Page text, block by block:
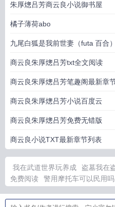
朱厚熜吕芳商云良小说御书屋
橘子薄荷abo
九尾白狐是我前世妻（futa 百合）
商云良朱厚熜吕芳txt全文阅读
商云良朱厚熜吕芳笔趣阁最新章
商云良朱厚熜吕芳小说百度云
商云良朱厚熜吕芳免费无错版
商云良小说TXT最新章节列表
我在武道世界玩养成 盗墓我在
免费阅读
警用摩托车可以民用吗
yishijie
寒石书画艺术精品系列